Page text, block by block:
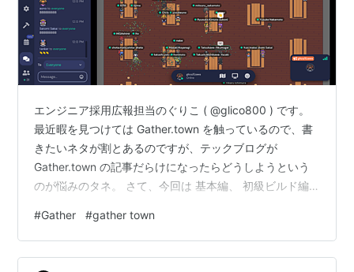
エンジニア採用広報担当のぐりこ ( @glico800 ) です。
最近暇を見つけては Gather.town を触っているので、書
きたいネタが割とあるのですが、テックブログが
Gather.town の記事だらけになったらどうしようという
のが悩みのタネ。 さて、今回は 基本編、 初級ビルド編
催する方法について解説したいと思います。 ※今回もブ
ラウザ版を前提に解説を進めるので、アプリ版をご利用
の方は若干ボタンの位置などが違うかもしれません。予
#Gather #gather town